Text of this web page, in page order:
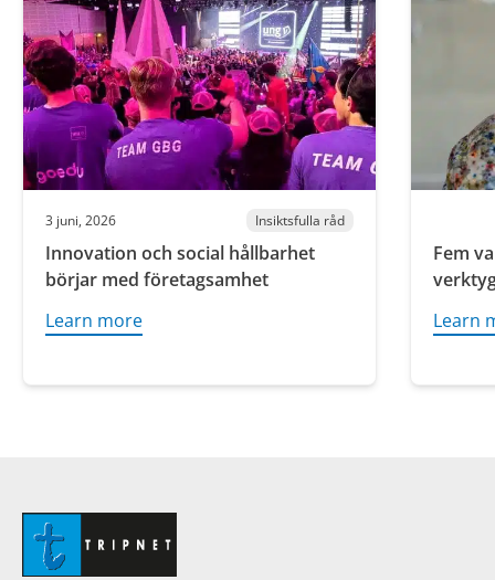
3 juni, 2026 Insiktsfulla råd
Innovation och social hållbarhet
börjar med företagsamhet
Learn more
Fem
Learn